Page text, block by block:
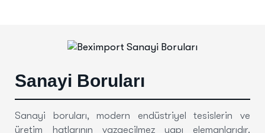
Sanayi Boruları
Sanayi boruları, modern endüstriyel tesislerin ve
üretim hatlarının vazgeçilmez yapı elemanlarıdır.